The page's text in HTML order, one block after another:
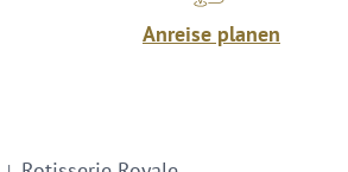
Anreise planen